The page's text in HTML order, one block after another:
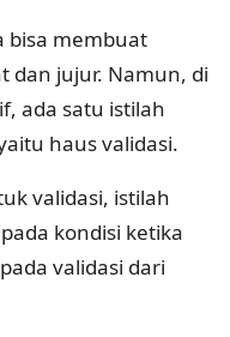
bisa membuat
dan jujur. Namun, di
ada satu istilah
haus validasi.
validasi, istilah
kondisi ketika
validasi dari